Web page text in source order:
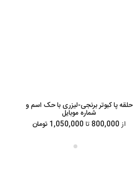
حلقه پا کبوتر برنجی-لیزری با حک اسم و
شماره موبایل
از
تا